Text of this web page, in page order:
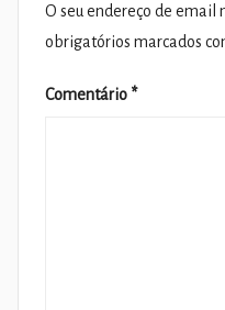
O seu endereço de email
obrigatórios marcados
Comentário *